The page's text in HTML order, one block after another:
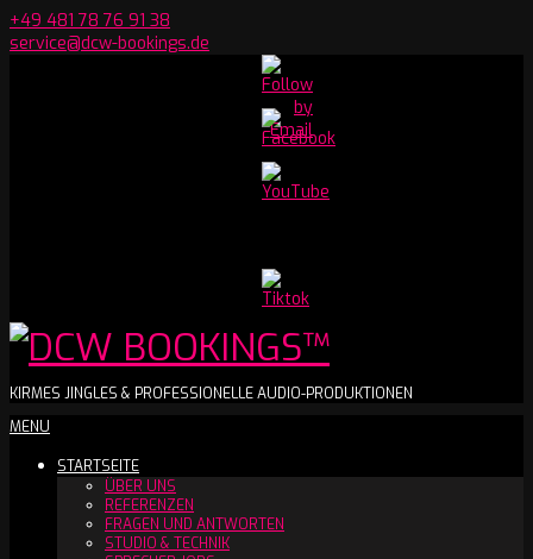
Skip
to
+49 481 78 76 91 38
service@dcw-bookings.de
Youtube
Channel
DCW
BOOKINGS™
KIRMES JINGLES & PROFESSIONELLE AUDIO-PRODUKTIONEN
Secondary
Menu
MENU
STARTSEITE
ÜBER UNS
REFERENZEN
FRAGEN UND ANTWORTEN
STUDIO & TECHNIK